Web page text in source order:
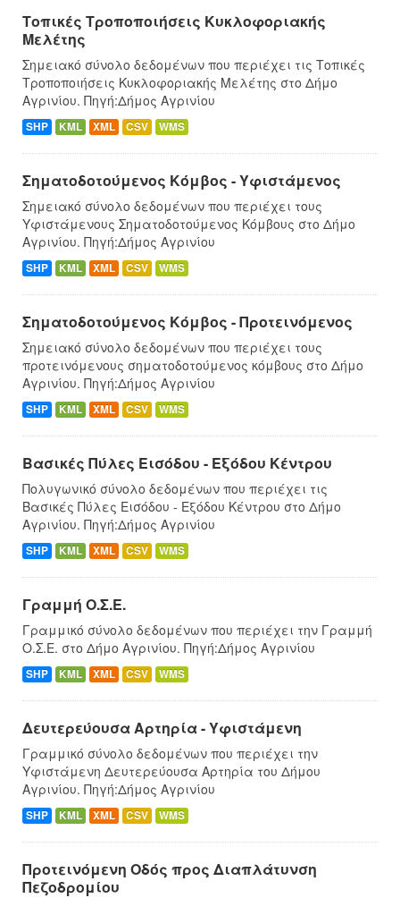
Τοπικές Τροποποιήσεις Κυκλοφοριακής
Μελέτης
Σημειακό σύνολο δεδομένων που περιέχει τις Τοπικές
Τροποποιήσεις Κυκλοφοριακής Μελέτης στο Δήμο
Αγρινίου. Πηγή:Δήμος Αγρινίου
SHP KML XML CSV WMS
Σηματοδοτούμενος Κόμβος - Υφιστάμενος
Σημειακό σύνολο δεδομένων που περιέχει τους
Υφιστάμενους Σηματοδοτούμενος Κόμβους στο Δήμο
Αγρινίου. Πηγή:Δήμος Αγρινίου
SHP KML XML CSV WMS
Σηματοδοτούμενος Κόμβος - Προτεινόμενος
Σημειακό σύνολο δεδομένων που περιέχει τους
προτεινόμενους σηματοδοτούμενος κόμβους στο Δήμo
Αγρινίου. Πηγή:Δήμος Αγρινίου
SHP KML XML CSV WMS
Βασικές Πύλες Εισόδου - Εξόδου Κέντρου
Πολυγωνικό σύνολο δεδομένων που περιέχει τις
Βασικές Πύλες Εισόδου - Εξόδου Κέντρου στο Δήμο
Αγρινίου. Πηγή:Δήμος Αγρινίου
SHP KML XML CSV WMS
Γραμμή Ο.Σ.Ε.
Γραμμικό σύνολο δεδομένων που περιέχει την Γραμμή
Ο.Σ.Ε. στο Δήμο Αγρινίου. Πηγή:Δήμος Αγρινίου
SHP KML XML CSV WMS
Δευτερεύουσα Αρτηρία - Υφιστάμενη
Γραμμικό σύνολο δεδομένων που περιέχει την
Υφιστάμενη Δευτερεύουσα Αρτηρία του Δήμου
Αγρινίου. Πηγή:Δήμος Αγρινίου
SHP KML XML CSV WMS
Προτεινόμενη Οδός προς Διαπλάτυνση
Πεζοδρομίου